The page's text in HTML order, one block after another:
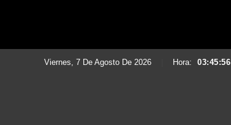
Viernes, 7 De Agosto De 2026 Hora: 03:45:57